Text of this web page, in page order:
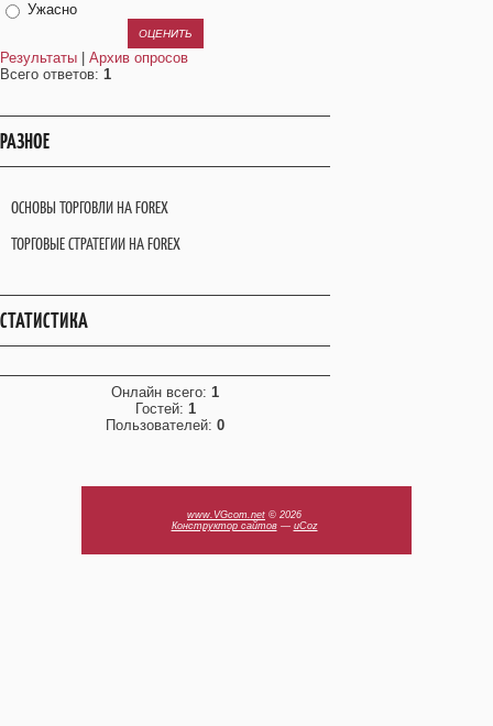
Ужасно
Результаты
Архив опросов
Всего ответов: 1
РАЗНОЕ
ОСНОВЫ ТОРГОВЛИ НА FOREX
ТОРГОВЫЕ СТРАТЕГИИ НА FOREX
СТАТИСТИКА
Онлайн всего: 1
Гостей: 1
Пользователей: 0
www.VGcom.net © 2026
Конструктор сайтов— uCoz